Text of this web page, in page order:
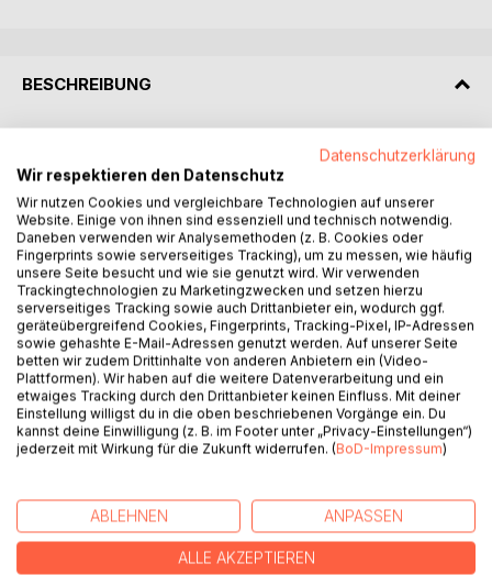
BESCHREIBUNG
Liebe verstehen - jenseits einfacher Antworten.
Was ist Liebe wirklich: Gefühl, biologische Strategie,
kulturelle Erzählung oder gesellschaftliche Kraft? In Der
Liebe auf der Spur geht Dr. Peter Niebisch einer Erfahrung
nach, die Menschen seit jeher bewegt, verwirrt, beglückt
und verletzt.
Das Buch führt als gedanklicher Spaziergang durch
Mythen, Literatur, Philosophie, Biologie, Psychologie,
Soziologie und Politik. Von Eros und Psyche über Platon
und Aristoteles bis zu Dating-Apps, Mental Load und
modernen Geschlechterverhältnissen entsteht ein
vielschichtiges Bild der Liebe. Dabei geht es nicht um
Handeln und Selbstbild macht.
Dr. Niebisch zeigt, warum Liebe niemals nur Privatsache ist.
Datenschutzerklärung
Wir respektieren den Datenschutz
Wir nutzen Cookies und vergleichbare Technologien auf unserer
Website. Einige von ihnen sind essenziell und technisch notwendig.
Daneben verwenden wir Analysemethoden (z. B. Cookies oder
Fingerprints sowie serverseitiges Tracking), um zu messen, wie häufig
unsere Seite besucht und wie sie genutzt wird. Wir verwenden
Trackingtechnologien zu Marketingzwecken und setzen hierzu
serverseitiges Tracking sowie auch Drittanbieter ein, wodurch ggf.
geräteübergreifend Cookies, Fingerprints, Tracking-Pixel, IP-Adressen
sowie gehashte E-Mail-Adressen genutzt werden. Auf unserer Seite
betten wir zudem Drittinhalte von anderen Anbietern ein (Video-
Plattformen). Wir haben auf die weitere Datenverarbeitung und ein
etwaiges Tracking durch den Drittanbieter keinen Einfluss. Mit deiner
Einstellung willigst du in die oben beschriebenen Vorgänge ein. Du
kannst deine Einwilligung (z. B. im Footer unter „Privacy-Einstellungen“)
jederzeit mit Wirkung für die Zukunft widerrufen. (BoD-Impressum)
ABLEHNEN ANPASSEN
ALLE AKZEPTIEREN